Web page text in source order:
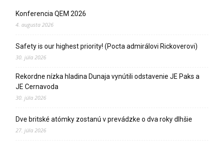
Konferencia QEM 2026
4. augusta 2026
Safety is our highest priority! (Pocta admirálovi Rickoverovi)
30. júla 2026
Rekordne nízka hladina Dunaja vynútili odstavenie JE Paks a
JE Cernavoda
30. júla 2026
Dve britské atómky zostanú v prevádzke o dva roky dlhšie
27. júla 2026